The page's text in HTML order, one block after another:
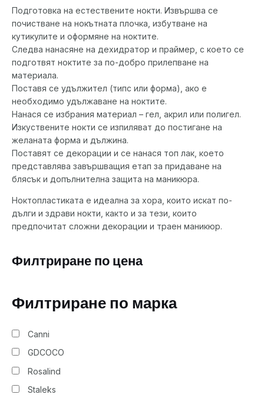
Филтриране по цена
Филтриране по марка
Canni
GDCOCO
Rosalind
Staleks
Подготовка на естествените нокти. Извършва се
почистване на нокътната плочка, избутване на
кутикулите и оформяне на ноктите.
Следва нанасяне на дехидратор и праймер, с което се
подготвят ноктите за по-добро прилепване на
материала.
Поставя се удължител (типс или форма), ако е
необходимо удължаване на ноктите.
Нанася се избрания материал – гел, акрил или полигел.
Изкуствените нокти се изпиляват до постигане на
желаната форма и дължина.
Поставят се декорации и се нанася топ лак, което
представлява завършващия етап за придаване на
блясък и допълнителна защита на маникюра.
Ноктопластиката е идеална за хора, които искат по-
дълги и здрави нокти, както и за тези, които
предпочитат сложни декорации и траен маникюр.